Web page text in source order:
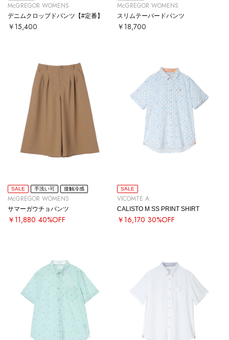
McGREGOR WOMENS
デニムクロップドパンツ【#定番】
￥15,400
McGREGOR WOMENS
スリムテーパードパンツ
￥18,700
SALE 手洗い可 接触冷感
McGREGOR WOMENS
サマーガウチョパンツ
￥11,880 40%OFF
SALE
VICOMTE A.
CALISTO M SS PRINT SHIRT
￥16,170 30%OFF